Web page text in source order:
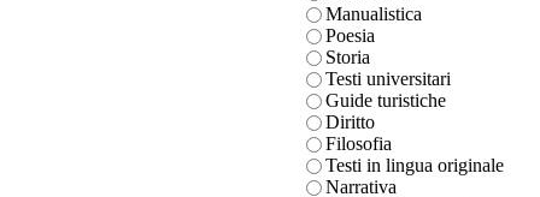
Manualistica
Poesia
Storia
Testi universitari
Guide turistiche
Diritto
Filosofia
Testi in lingua originale
Narrativa